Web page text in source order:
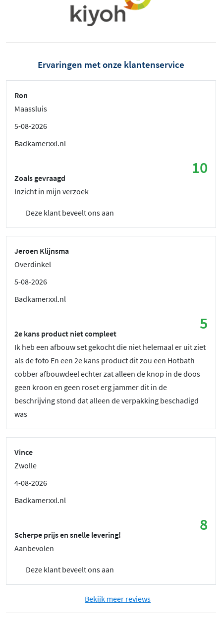
Ervaringen met onze klantenservice
Ron
Maassluis
5-08-2026
Badkamerxxl.nl
10
Zoals gevraagd
Inzicht in mijn verzoek
Deze klant beveelt ons aan
Jeroen Klijnsma
Overdinkel
5-08-2026
Badkamerxxl.nl
5
2e kans product niet compleet
Ik heb een afbouw set gekocht die niet helemaal er uit ziet
als de foto En een 2e kans product dit zou een Hotbath
cobber afbouwdeel echter zat alleen de knop in de doos
geen kroon en geen roset erg jammer dit in de
beschrijving stond dat alleen de verpakking beschadigd
was
Vince
Zwolle
4-08-2026
Badkamerxxl.nl
8
Scherpe prijs en snelle levering!
Aanbevolen
Deze klant beveelt ons aan
Bekijk meer reviews